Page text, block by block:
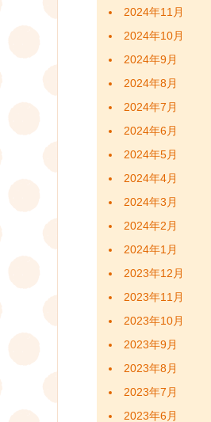
2024年11月
2024年10月
2024年9月
2024年8月
2024年7月
2024年6月
2024年5月
2024年4月
2024年3月
2024年2月
2024年1月
2023年12月
2023年11月
2023年10月
2023年9月
2023年8月
2023年7月
2023年6月